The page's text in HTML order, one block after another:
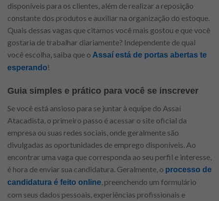
disponíveis para os clientes, além de realizar a reposição
constante dos produtos e auxiliar na organização do estoque.
Quais dessas vagas que citamos você mais gostou e que você
gostaria de trabalhar diariamente? Independente de qual
você escolha, saiba que o Assaí está de portas abertas te
esperando!
Guia simples e prático para você se inscrever
Se você está ansioso para se juntar à equipe do Assaí
Atacadista, o primeiro passo é acessar o site oficial da
empresa ou suas redes sociais, onde geralmente são
divulgadas as oportunidades de emprego disponíveis. Ao
encontrar uma vaga que corresponda ao seu perfil e interesse,
é hora de enviar sua candidatura. Geralmente, o processo de
candidatura é feito online , preenchendo um formulário
com seus dados pessoais, experiências profissionais e